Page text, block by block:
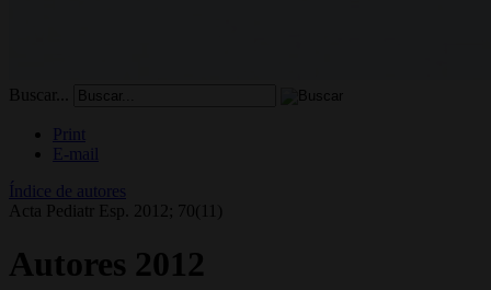
Buscar...
Print
E-mail
Índice de autores
Acta Pediatr Esp. 2012; 70(11)
Autores 2012